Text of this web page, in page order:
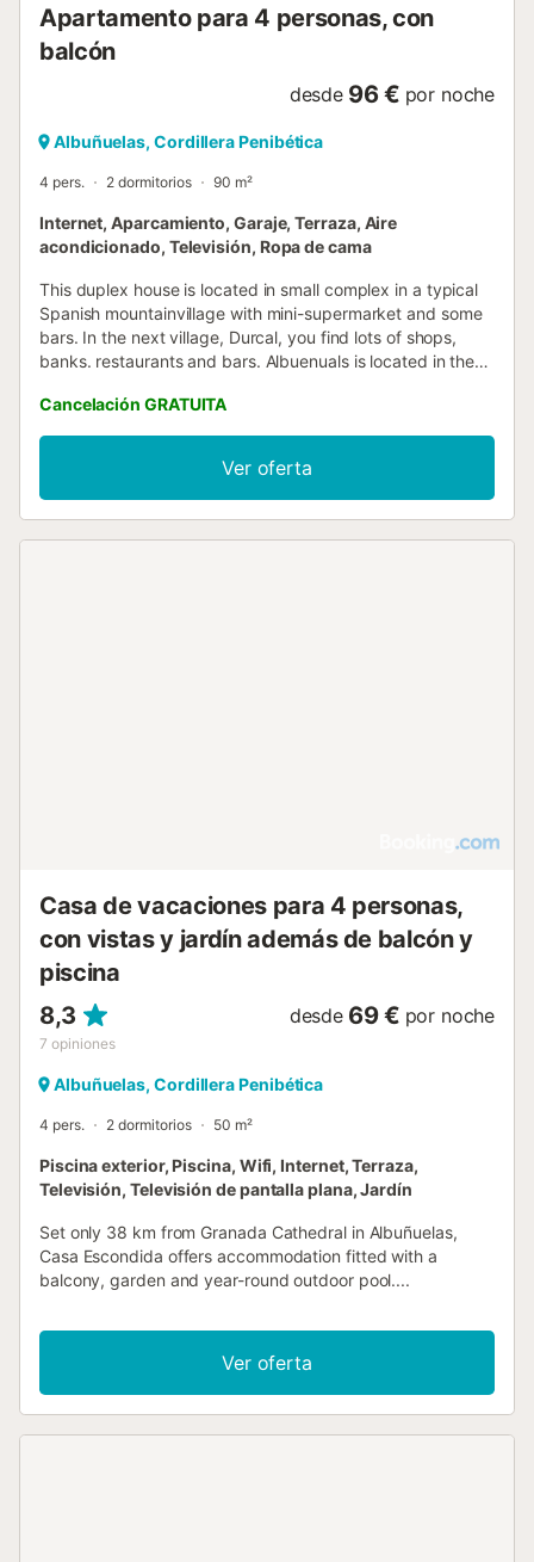
Apartamento para 4 personas, con
balcón
desde 96 € por noche
Albuñuelas, Cordillera Penibética
4 pers. 2 dormitorios 90 m²
Internet, Aparcamiento, Garaje, Terraza, Aire
acondicionado, Televisión, Ropa de cama
This duplex house is located in small complex in a typical
Spanish mountainvillage with mini-supermarket and some
bars. In the next village, Durcal, you find lots of shops,
banks. restaurants and bars. Albuenuals is located in the
Granada city with his famous Alhambra is about 35
minutes drive. People that love nature can make several
walking tours in the Valley or in the Alpujarras. The
beaches at the Costa del Sol are also 40 minutes drive.The
duplex house has two stocks. At the first floor, reached by
Cancelación GRATUITA
Ver oferta
Casa de vacaciones para 4 personas,
con vistas y jardín además de balcón y
piscina
8,3
7 opiniones
desde 69 € por noche
Albuñuelas, Cordillera Penibética
4 pers. 2 dormitorios 50 m²
Piscina exterior, Piscina, Wifi, Internet, Terraza,
Televisión, Televisión de pantalla plana, Jardín
Set only 38 km from Granada Cathedral in Albuñuelas,
Casa Escondida offers accommodation fitted with a
balcony, garden and year-round outdoor pool....
Ver oferta